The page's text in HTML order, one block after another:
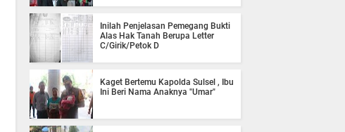
Inilah Penjelasan Pemegang Bukti
Alas Hak Tanah Berupa Letter
C/Girik/Petok D
Kaget Bertemu Kapolda Sulsel , Ibu
Ini Beri Nama Anaknya "Umar"